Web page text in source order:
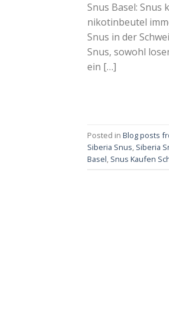
Snus Basel: Snus
nikotinbeutel
Snus in der
Snus, sowohl
ein […]
Posted in Blog posts
Siberia Snus, Siberia
Basel, Snus Kaufen